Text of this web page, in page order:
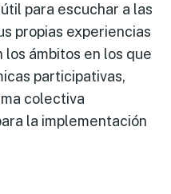
para escuchar a las
propias experiencias
ámbitos en los que
participativas,
colectiva
la implementación